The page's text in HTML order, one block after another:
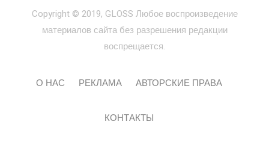
Copyright © 2019, GLOSS Любое воспроизведение
материалов сайта без разрешения редакции
воспрещается.
О НАС РЕКЛАМА АВТОРСКИЕ ПРАВА
КОНТАКТЫ